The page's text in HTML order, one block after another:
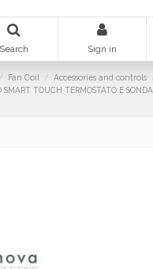
Search Sign in
Fan Coil
Accessories and controls
TOUCH TERMOSTATO E SONDA